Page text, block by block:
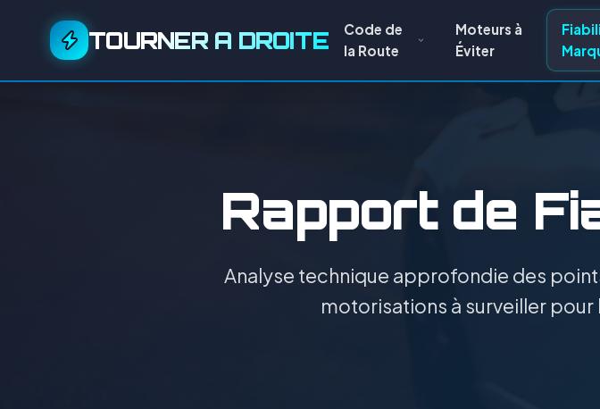
TOURNER A DROITE
Code de
la Route
Moteurs à
Éviter
Rapport de
Analyse technique approfondie des
motorisations à surveiller